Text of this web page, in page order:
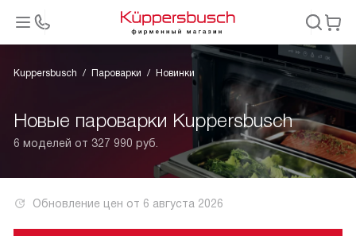
Kuppersbusch Пароварки Новинки
Новые пароварки Kuppersbusch
6 моделей от 327 990 руб.
Обновление цен от 6 августа 2026